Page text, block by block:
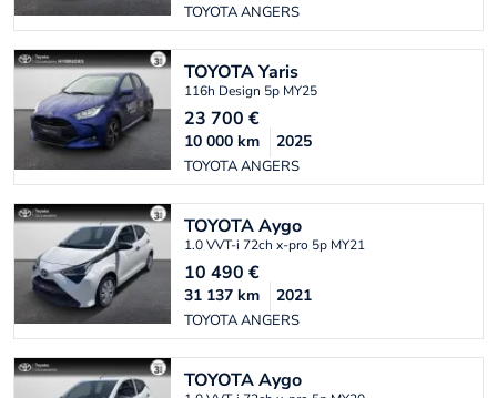
TOYOTA ANGERS
TOYOTAYaris
116h Design 5p MY25
23 700 €
TOYOTA ANGERS
10 000 km 2025
TOYOTAAygo
1.0 VVT-i 72ch x-pro 5p MY21
10 490 €
TOYOTA ANGERS
31 137 km 2021
TOYOTAAygo